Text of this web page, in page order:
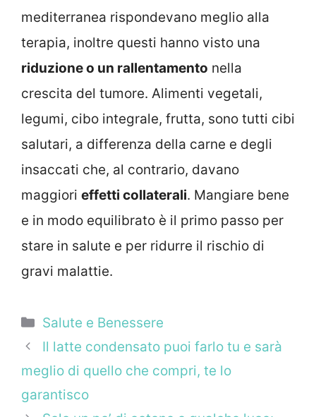
mediterranea rispondevano meglio alla
terapia, inoltre questi hanno visto una
riduzione o un rallentamento nella
crescita del tumore. Alimenti vegetali,
legumi, cibo integrale, frutta, sono tutti cibi
salutari, a differenza della carne e degli
insaccati che, al contrario, davano
maggiori effetti collaterali. Mangiare bene
e in modo equilibrato è il primo passo per
stare in salute e per ridurre il rischio di
gravi malattie.
Categorie
Salute e Benessere
Il latte condensato puoi farlo tu e sarà
meglio di quello che compri, te lo
garantisco